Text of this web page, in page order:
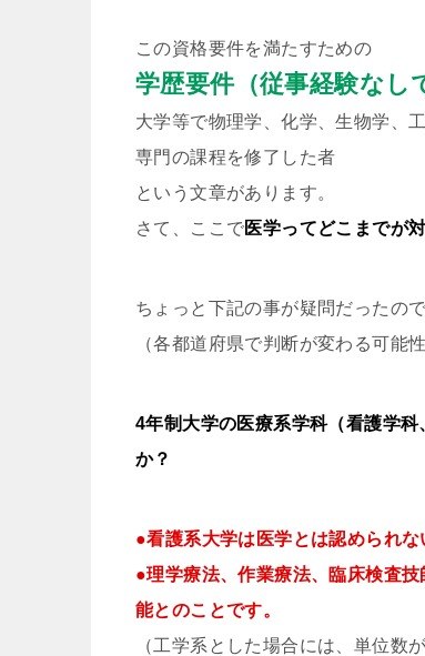
この資格要件を満たすための
学歴要件（従事経験なし
大学等で物理学、化学、生物学、
専門の課程を修了した者
という文章があります。
さて、ここで医学ってどこまでが
ちょっと下記の事が疑問だったの
（各都道府県で判断が変わる可能
4年制大学の医療系学科（看護学
か？
●看護系大学は医学とは認められな
●理学療法、作業療法、臨床検査
能とのことです。
（工学系とした場合には、単位数